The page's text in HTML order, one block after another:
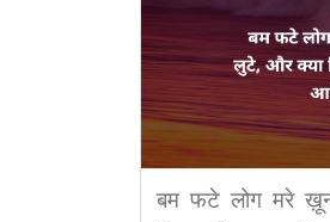
बम फटे लोग मरे